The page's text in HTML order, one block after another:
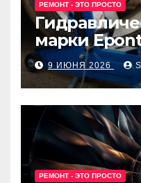
РЕМОНТ - ЭТО ПРОСТО
марки
9 ИЮНЯ 2026
РЕМОНТ - ЭТО ПРОСТО